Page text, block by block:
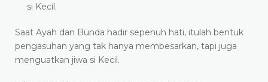
si Kecil.
Saat Ayah dan Bunda hadir sepenuh hati, itulah bentuk
pengasuhan yang tak hanya membesarkan, tapi juga
menguatkan jiwa si Kecil.